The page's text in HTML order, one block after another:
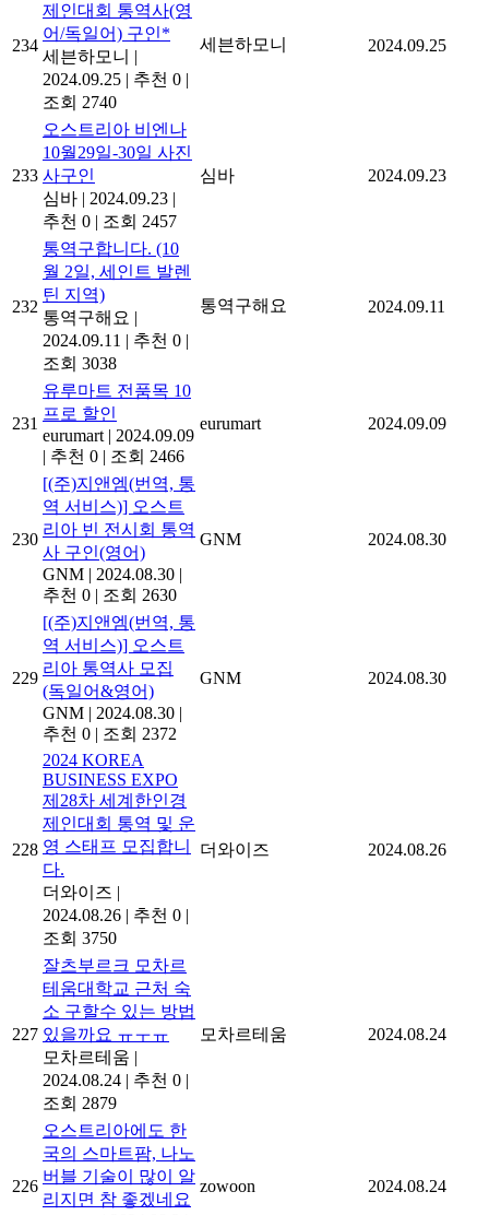
234
제인대회 통역사(영
어/독일어) 구인*
세븐하모니 |
2024.09.25 | 추천 0 |
조회 2740
세븐하모니 2024.09.25
233
오스트리아 비엔나
10월29일-30일 사진
사구인
심바 | 2024.09.23 |
추천 0 | 조회 2457
심바 2024.09.23
232
통역구합니다. (10
월 2일, 세인트 발렌
틴 지역)
통역구해요 |
2024.09.11 | 추천 0 |
조회 3038
통역구해요 2024.09.11
231
유루마트 전품목 10
프로 할인
eurumart | 2024.09.09
| 추천 0 | 조회 2466
eurumart 2024.09.09
230
[(주)지앤엠(번역, 통
역 서비스)] 오스트
리아 빈 전시회 통역
사 구인(영어)
GNM | 2024.08.30 |
추천 0 | 조회 2630
GNM 2024.08.30
229
[(주)지앤엠(번역, 통
역 서비스)] 오스트
리아 통역사 모집
(독일어&영어)
GNM | 2024.08.30 |
추천 0 | 조회 2372
GNM 2024.08.30
228
2024 KOREA
BUSINESS EXPO
제28차 세계한인경
제인대회 통역 및 운
영 스태프 모집합니
다.
더와이즈 |
2024.08.26 | 추천 0 |
조회 3750
더와이즈 2024.08.26
227
잘츠부르크 모차르
테움대학교 근처 숙
소 구할수 있는 방법
있을까요 ㅠㅜㅠ
모차르테움 |
2024.08.24 | 추천 0 |
조회 2879
모차르테움 2024.08.24
226
오스트리아에도 한
국의 스마트팜, 나노
버블 기술이 많이 알
리지면 참 좋겠네요
zowoon 2024.08.24